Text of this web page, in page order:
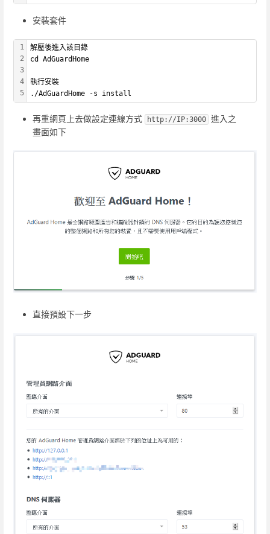
安裝套件
1
2
3
4
5
解壓後進入該目錄
cd AdGuardHome
執行安裝
./AdGuardHome -s install
再重網頁上去做設定連線方式 http://IP:3000 進入之
畫面如下
直接預設下一步